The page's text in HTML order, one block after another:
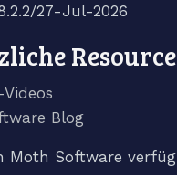
27-Jul-2026
Blog
Moth Software